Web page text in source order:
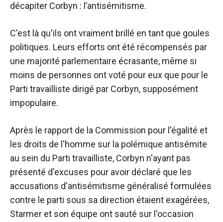
décapiter Corbyn : l’antisémitisme.
C'est là qu'ils ont vraiment brillé en tant que goules
politiques. Leurs efforts ont été récompensés par
une majorité parlementaire écrasante, même si
moins de personnes ont voté pour eux que pour le
Parti travailliste dirigé par Corbyn, supposément
impopulaire.
Après le rapport de la Commission pour l'égalité et
les droits de l'homme sur la polémique antisémite
au sein du Parti travailliste, Corbyn n'ayant pas
présenté d'excuses pour avoir déclaré que les
accusations d'antisémitisme généralisé formulées
contre le parti sous sa direction étaient exagérées,
Starmer et son équipe ont sauté sur l'occasion